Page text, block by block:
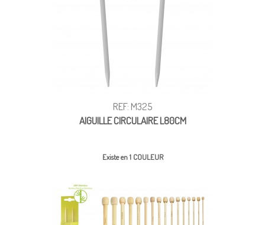
REF: M325
AIGUILLE CIRCULAIRE L80CM
Existe en 1 COULEUR